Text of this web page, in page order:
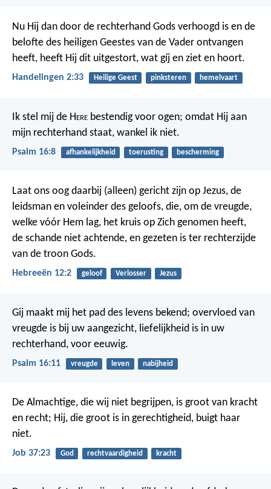
Nu Hij dan door de rechterhand Gods verhoogd is en de
belofte des heiligen Geestes van de Vader ontvangen
heeft, heeft Hij dit uitgestort, wat gíj en ziet en hoort.
Handelingen 2:33 Heilige Geest pinksteren hemelvaart
Ik stel mij de Here bestendig voor ogen; omdat Hij aan
mijn rechterhand staat, wankel ik niet.
Psalm 16:8 afhankelijkheid toerusting bescherming
Laat ons oog daarbij (alleen) gericht zijn op Jezus, de
leidsman en voleinder des geloofs, die, om de vreugde,
welke vóór Hem lag, het kruis op Zich genomen heeft,
de schande niet achtende, en gezeten is ter rechterzijde
van de troon Gods.
Hebreeën 12:2 geloof Verlosser Jezus
Gij maakt mij het pad des levens bekend; overvloed van
vreugde is bij uw aangezicht, liefelijkheid is in uw
rechterhand, voor eeuwig.
Psalm 16:11 vreugde leven nabijheid
De Almachtige, die wij niet begrijpen, is groot van kracht
en recht; Hij, die groot is in gerechtigheid, buigt haar
niet.
Job 37:23 God rechtvaardigheid kracht